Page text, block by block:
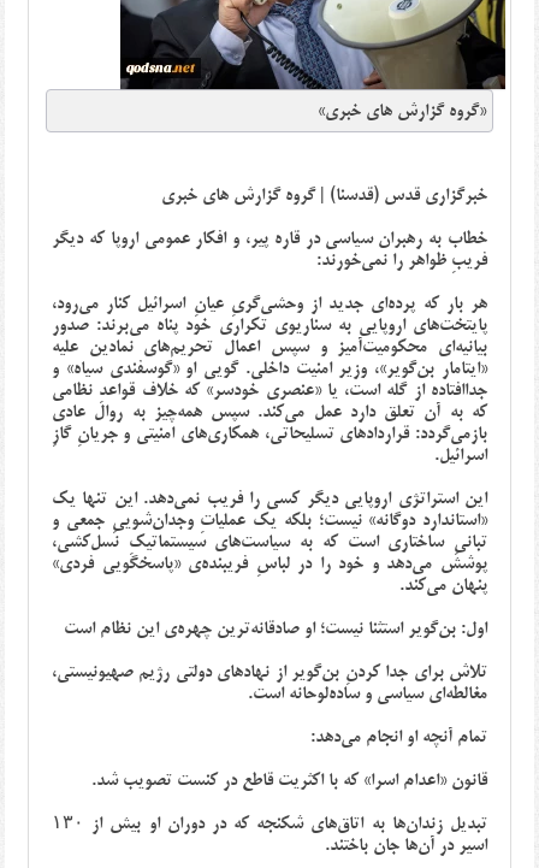
«گروه گزارش های خبری»
خبرگزاری قدس (قدسنا) | گروه گزارش های خبری
خطاب به رهبران سیاسی در قاره پیر، و افکار عمومی اروپا که دیگر
فریبِ ظواهر را نمی‌خورند:
هر بار که پرده‌ای جدید از وحشی‌گریِ عیانِ اسرائیل کنار می‌رود،
پایتخت‌های اروپایی به سناریوی تکراری خود پناه می‌برند: صدور
بیانیه‌ای محکومیت‌آمیز و سپس اعمال تحریم‌های نمادین علیه
«ایتامار بن‌گویر»، وزیر امنیت داخلی. گویی او «گوسفندی سیاه» و
جداافتاده از گله است، یا «عنصری خودسر» که خلاف قواعدِ نظامی
که به آن تعلق دارد عمل می‌کند. سپس همه‌چیز به روال عادی
بازمی‌گردد: قراردادهای تسلیحاتی، همکاری‌های امنیتی و جریانِ گازِ
اسرائیل.
این استراتژی اروپایی دیگر کسی را فریب نمی‌دهد. این تنها یک
«استاندارد دوگانه» نیست؛ بلکه یک عملیاتِ وجدان‌شوییِ جمعی و
تبانیِ ساختاری است که به سیاست‌های سیستماتیکِ نسل‌کشی،
پوشش می‌دهد و خود را در لباسِ فریبنده‌ی «پاسخگویی فردی»
پنهان می‌کند.
اول: بن‌گویر استثنا نیست؛ او صادقانه‌ترین چهره‌ی این نظام است
تلاش برای جدا کردنِ بن‌گویر از نهادهای دولتی رژیم صهیونیستی،
مغالطه‌ای سیاسی و ساده‌لوحانه است.
تمام آنچه او انجام می‌دهد:
قانون «اعدام اسرا» که با اکثریت قاطع در کنست تصویب شد.
تبدیل زندان‌ها به اتاق‌های شکنجه که در دوران او بیش از ۱۳۰
اسیر در آن‌ها جان باختند.